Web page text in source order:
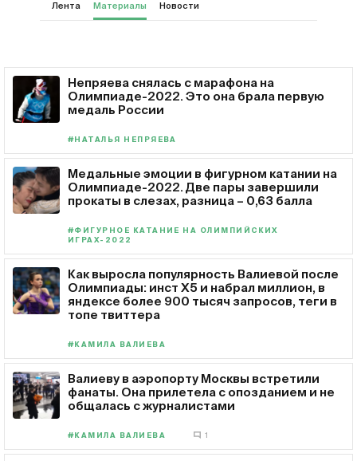
Лента Материалы Новости
Непряева снялась с марафона на
Олимпиаде-2022. Это она брала первую
медаль России
#НАТАЛЬЯ НЕПРЯЕВА
Медальные эмоции в фигурном катании на
Олимпиаде-2022. Две пары завершили
прокаты в слезах, разница – 0,63 балла
#ФИГУРНОЕ КАТАНИЕ НА ОЛИМПИЙСКИХ
ИГРАХ-2022
Как выросла популярность Валиевой после
Олимпиады: инст Х5 и набрал миллион, в
яндексе более 900 тысяч запросов, теги в
топе твиттера
#КАМИЛА ВАЛИЕВА
Валиеву в аэропорту Москвы встретили
фанаты. Она прилетела с опозданием и не
общалась с журналистами
#КАМИЛА ВАЛИЕВА 1